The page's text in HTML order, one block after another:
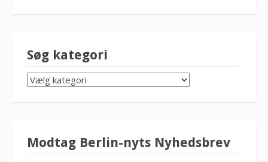
Søg kategori
SØG
KATEGORI
Modtag Berlin-nyts Nyhedsbrev